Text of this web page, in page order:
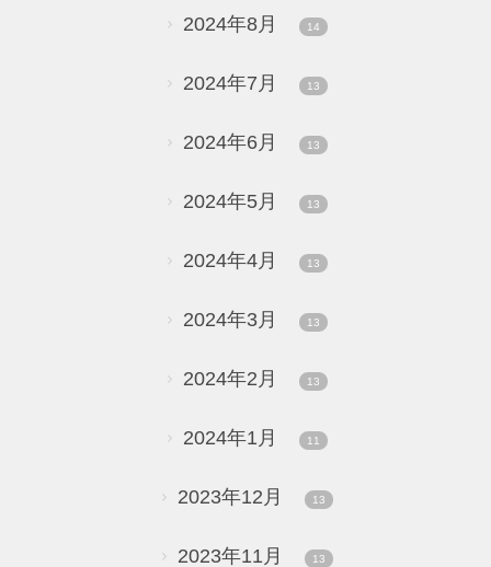
2024年8月 14
2024年7月 13
2024年6月 13
2024年5月 13
2024年4月 13
2024年3月 13
2024年2月 13
2024年1月 11
2023年12月 13
2023年11月 13